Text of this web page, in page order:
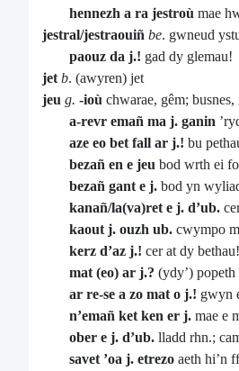
hennezh a ra jestroù mae
jestral/jestraouiñ be. gwneud
paouz da j.! gad dy glemau!
jet b. (awyren) jet
jeu g. -ioù chwarae, gêm;
a-revr emañ ma j. ganin
aze eo bet fall ar j.! bu
bezañ en e jeu bod wrth ei
bezañ gant e j. bod yn
kanañ/la(va)ret e j. d’ub.
kaout j. ouzh ub. cwympo
kerz d’az j.! cer at dy
mat (eo) ar j.? (ydy’)
ar re-se a zo mat o j.! gwyn
n’emañ ket ken er j. mae e
ober e j. d’ub. lladd rhn.;
savet ’oa j. etrezo aeth hi’n